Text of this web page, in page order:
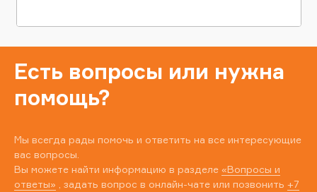
Есть вопросы или нужна
помощь?
Мы всегда рады помочь и ответить на все интересующие
вас вопросы.
Вы можете найти информацию в разделе «Вопросы и
ответы» , задать вопрос в онлайн-чате или позвонить +7